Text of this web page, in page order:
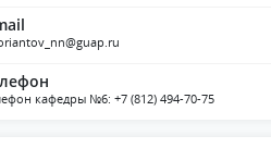
кафедры №6: +7 (812) 494-70-75